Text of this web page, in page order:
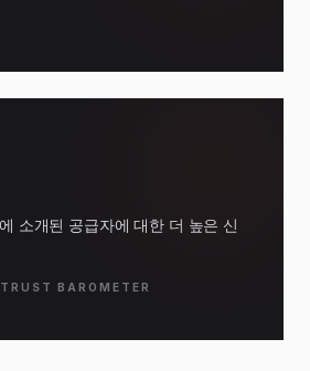
소개된 공급자에 대한 더 높은 신
BAROMETER